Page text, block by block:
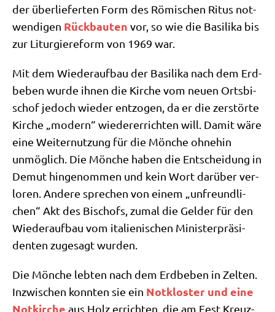
der über­lie­fer­ten Form des Römi­schen Ritus not­
wen­di­gen Rück­bau­ten vor, so wie die Basi­li­ka bis
zur Lit­ur­gie­re­form von 1969 war.
Mit dem Wie­der­auf­bau der Basi­li­ka nach dem Erd­
be­ben wur­de ihnen die Kir­che vom neu­en Orts­bi­
schof jedoch wie­der ent­zo­gen, da er die zer­stör­te
Kir­che „modern“ wie­der­errich­ten will. Damit wäre
eine Wei­ter­nut­zung für die Mön­che ohne­hin
unmög­lich. Die Mön­che haben die Ent­schei­dung in
Demut hin­ge­nom­men und kein Wort dar­über ver­
lo­ren. Ande­re spre­chen von einem „unfreund­li­
chen“ Akt des Bischofs, zumal die Gel­der für den
Wie­der­auf­bau vom ita­lie­ni­schen Mini­ster­prä­si­
den­ten zuge­sagt wurden.
Die Mön­che leb­ten nach dem Erd­be­ben in Zel­ten.
Inzwi­schen konn­ten sie ein Not­klo­ster und eine
Not­kir­che aus Holz errich­ten, die am Fest Kreuz­